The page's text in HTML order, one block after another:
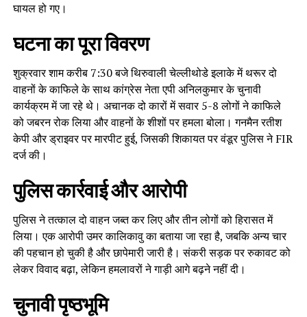
घायल हो गए।
घटना का पूरा विवरण
शुक्रवार शाम करीब 7:30 बजे थिरुवाली चेल्लीथोडे इलाके में थरूर दो
वाहनों के काफिले के साथ कांग्रेस नेता एपी अनिलकुमार के चुनावी
कार्यक्रम में जा रहे थे। अचानक दो कारों में सवार 5-8 लोगों ने काफिले
को जबरन रोक लिया और वाहनों के शीशों पर हमला बोला। गनमैन रतीश
केपी और ड्राइवर पर मारपीट हुई, जिसकी शिकायत पर वंडूर पुलिस ने FIR
दर्ज की।
पुलिस कार्रवाई और आरोपी
पुलिस ने तत्काल दो वाहन जब्त कर लिए और तीन लोगों को हिरासत में
लिया। एक आरोपी उमर कालिकावु का बताया जा रहा है, जबकि अन्य चार
की पहचान हो चुकी है और छापेमारी जारी है। संकरी सड़क पर रुकावट को
लेकर विवाद बढ़ा, लेकिन हमलावरों ने गाड़ी आगे बढ़ने नहीं दी।
चुनावी पृष्ठभूमि